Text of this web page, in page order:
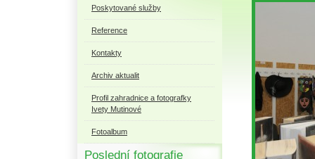
Poskytované služby
Reference
Kontakty
Archiv aktualit
Profil zahradnice a fotografky
Ivety Mutinové
Fotoalbum
Poslední fotografie